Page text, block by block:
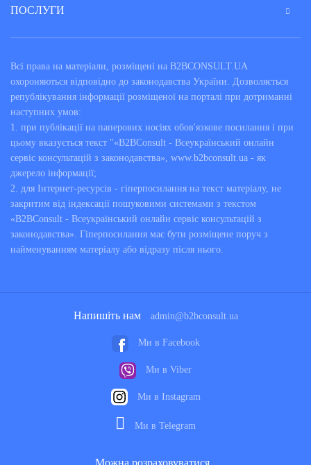
ПОСЛУГИ
Всі права на матеріали, розміщені на B2BCONSULT.UA
охороняються відповідно до законодавства України. Дозволяється
републікування інформації розміщеної на порталі при дотриманні
наступних умов:
1. при публікації на паперових носіях обов'язкове посилання і при
цьому вказується текст "«B2BConsult - Всеукраїнський онлайн
сервіс консультацій з законодавства», www.b2bconsult.ua - як
джерело інформації;
2. для Інтернет-ресурсів - гіперпосилання на текст матеріалу, не
закритим від індексації пошуковими системами з текстом
«B2BConsult - Всеукраїнський онлайн сервіс консультацій з
законодавства». Гіперпосилання має бути розміщене поруч з
найменуванням матеріалу або відразу після нього.
Напишіть нам admin@b2bconsult.ua
Ми в Facebook
Ми в Viber
Ми в Instagram
Ми в Telegram